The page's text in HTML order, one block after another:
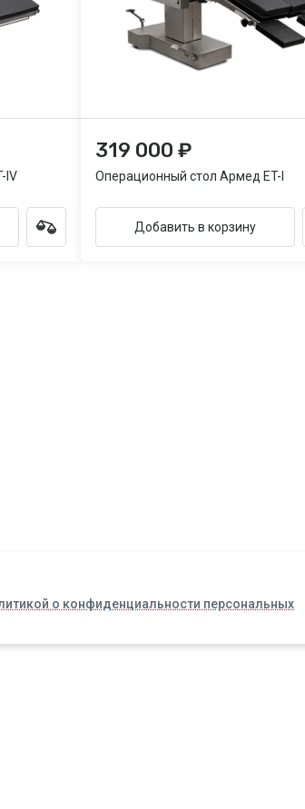
IV
319 000 ₽
Операционный стол Армед ET-I
Добавить в корзину
о конфиденциальности персональных